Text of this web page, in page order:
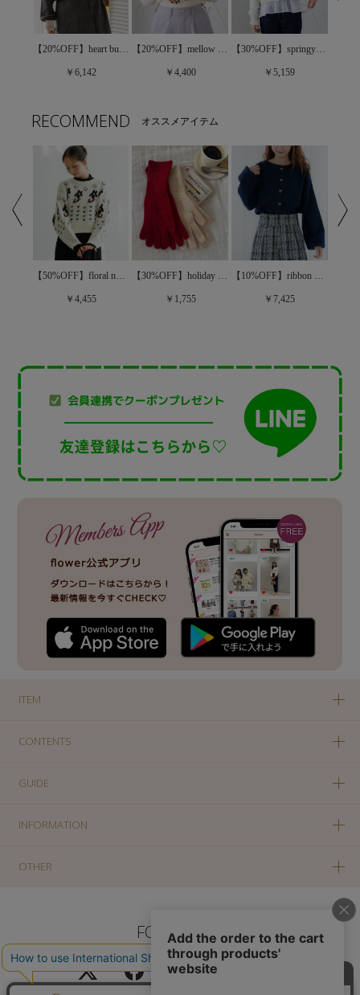
【20%OFF】heart button cardigan～ﾊｰﾄﾎﾞﾀﾝｶｰﾃﾞｨｶﾞﾝ
￥6,142
【20%OFF】mellow rib turtle～ﾒﾛｳﾘﾌﾞﾀｰﾄﾙ
￥4,400
【30%OFF】springy color cardigan～ｽﾌﾟﾘﾝｼﾞｰｶﾗｰｶｰﾃﾞｨｶﾞﾝ
￥5,159
RECOMMEND オススメアイテム
【50%OFF】floral nordic knit～ﾌﾛｰﾗﾙﾉﾙﾃﾞｨｯｸﾆｯﾄ
￥4,455
【30%OFF】holiday glove～ﾎﾘﾃﾞｰｸﾞﾛｰﾌﾞ
￥1,755
【10%OFF】ribbon button cardigan～ﾘﾎﾞﾝﾎﾞﾀﾝｶｰﾃﾞｨｶﾞﾝ
￥7,425
ITEM
CONTENTS
GUIDE
INFORMATION
OTHER
FOLLOW US